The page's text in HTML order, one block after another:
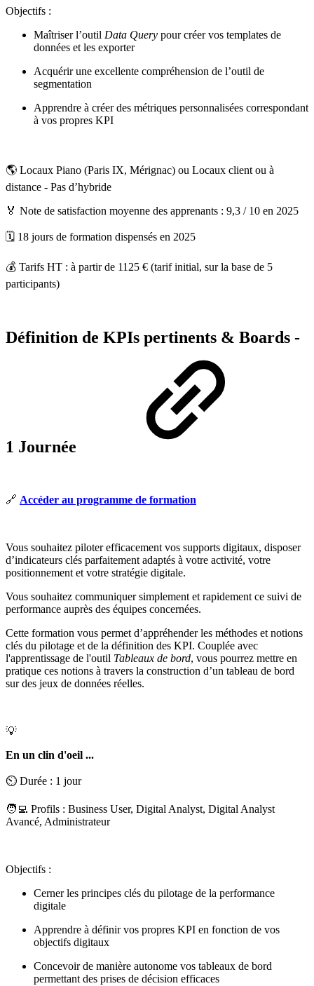
Objectifs :
Maîtriser l’outil Data Query pour créer vos templates de
données et les exporter
Acquérir une excellente compréhension de l’outil de
segmentation
Apprendre à créer des métriques personnalisées correspondant
à vos propres KPI
🌎 Locaux Piano (Paris IX, Mérignac) ou Locaux client ou à
distance - Pas d’hybride
🏅 Note de satisfaction moyenne des apprenants : 9,3 / 10 en 2025
🗓️ 18 jours de formation dispensés en 2025
💰 Tarifs HT : à partir de 1125 € (tarif initial, sur la base de 5
participants)
Définition de KPIs pertinents & Boards -
1 Journée
🔗 Accéder au programme de formation
Vous souhaitez piloter efficacement vos supports digitaux, disposer
d’indicateurs clés parfaitement adaptés à votre activité, votre
positionnement et votre stratégie digitale.
Vous souhaitez communiquer simplement et rapidement ce suivi de
performance auprès des équipes concernées.
Cette formation vous permet d’appréhender les méthodes et notions
clés du pilotage et de la définition des KPI. Couplée avec
l'apprentissage de l'outil Tableaux de bord, vous pourrez mettre en
pratique ces notions à travers la construction d’un tableau de bord
sur des jeux de données réelles.
💡
En un clin d'oeil ...
⏲️ Durée : 1 jour
🧑‍💻 Profils : Business User, Digital Analyst, Digital Analyst
Avancé, Administrateur
Objectifs :
Cerner les principes clés du pilotage de la performance
digitale
Apprendre à définir vos propres KPI en fonction de vos
objectifs digitaux
Concevoir de manière autonome vos tableaux de bord
permettant des prises de décision efficaces